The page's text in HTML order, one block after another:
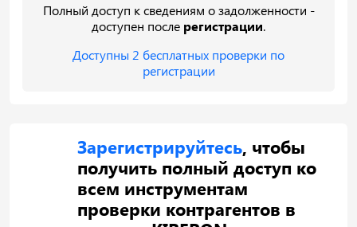
Полный доступ к сведениям о задолженности -
доступен после регистрации.
Доступны 2 бесплатных проверки по
регистрации
Зарегистрируйтесь, чтобы
получить полный доступ ко
всем инструментам
проверки контрагентов в